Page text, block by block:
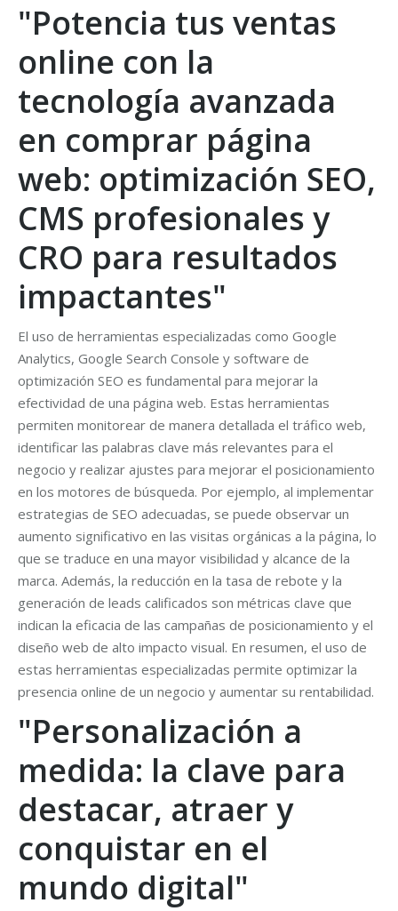
"Potencia tus ventas
online con la
tecnología avanzada
en comprar página
web: optimización SEO,
CMS profesionales y
CRO para resultados
impactantes"
El uso de herramientas especializadas como Google
Analytics, Google Search Console y software de
optimización SEO es fundamental para mejorar la
efectividad de una página web. Estas herramientas
permiten monitorear de manera detallada el tráfico web,
identificar las palabras clave más relevantes para el
negocio y realizar ajustes para mejorar el posicionamiento
en los motores de búsqueda. Por ejemplo, al implementar
estrategias de SEO adecuadas, se puede observar un
aumento significativo en las visitas orgánicas a la página, lo
que se traduce en una mayor visibilidad y alcance de la
marca. Además, la reducción en la tasa de rebote y la
generación de leads calificados son métricas clave que
indican la eficacia de las campañas de posicionamiento y el
diseño web de alto impacto visual. En resumen, el uso de
estas herramientas especializadas permite optimizar la
presencia online de un negocio y aumentar su rentabilidad.
"Personalización a
medida: la clave para
destacar, atraer y
conquistar en el
mundo digital"